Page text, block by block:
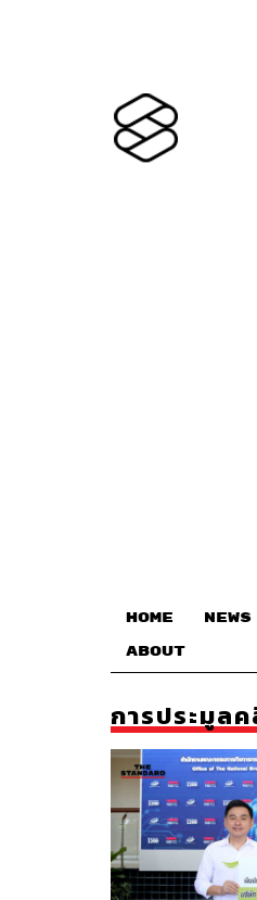
HOME NEWS
ABOUT
การประมูล